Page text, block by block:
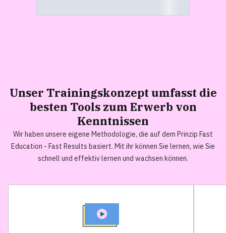
Unser Trainingskonzept umfasst die
besten Tools zum Erwerb von
Kenntnissen
Wir haben unsere eigene Methodologie, die auf dem Prinzip Fast
Education - Fast Results basiert. Mit ihr können Sie lernen, wie Sie
schnell und effektiv lernen und wachsen können.